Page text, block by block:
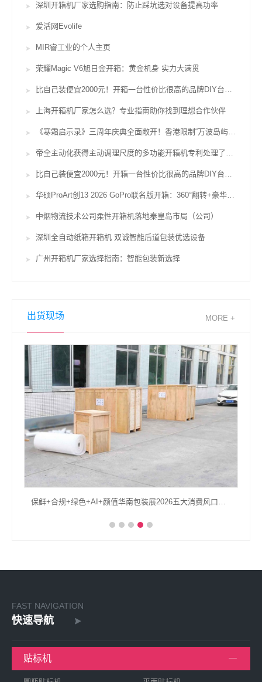
深圳开箱机厂家选购指南：防止踩坑选对设备提高功率
爱活网Evolife
MIR睿工业的个人主页
荣耀Magic V6旭日金开箱：黄金机身 实力大满贯
比自己装便宜2000元！开箱一台性价比很高的品牌DIY台式机
上海开箱机厂家怎么选？专业指南助你找到理想合作伙伴
《寒霜启示录》三周年庆典全面敞开！香港限制“万波岛屿红茶”联名活动行将上台
帝全主动化获得主动调理尺度的多功能开箱机专利处理了不便于依据纸箱的尺度对设备中的开箱设备进行调理的问题
比自己装便宜2000元！开箱一台性价比很高的品牌DIY台式机
华硕ProArt创13 2026 GoPro联名版开箱：360°翻转+豪华配置便携创作新典范
中烟物流技术公司柔性开箱机落地秦皇岛市局（公司）
深圳全自动纸箱开箱机 双诚智能后道包装优选设备
广州开箱机厂家选择指南：智能包装新选择
出货现场 MORE +
FAST NAVIGATION
快速导航
贴标机